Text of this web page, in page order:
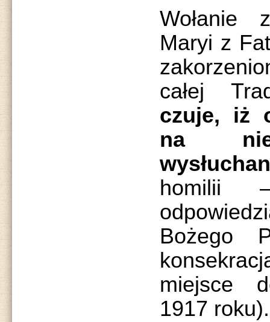
Wołanie
Maryi z
całej
czuje, iż
na
homilii
Bożego
miejsce
1917 roku).